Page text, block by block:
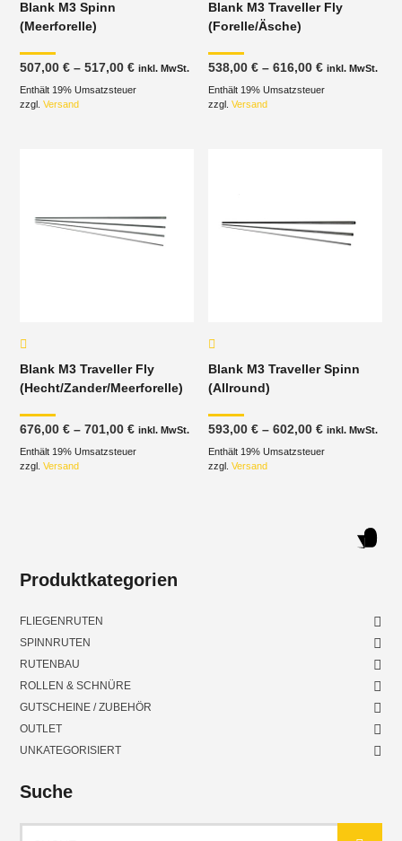
Blank M3 Spinn
(Meerforelle)
507,00€ –517,00€Preisspanne:
bis
inkl. MwSt.
Enthält 19% Umsatzsteuer
zzgl.Versand
Blank M3 Traveller Fly
(Forelle/Äsche)
538,00€ –616,00€
bis
inkl. MwSt.
Enthält 19% Umsatzsteuer
zzgl.Versand
Blank M3 Traveller Fly
(Hecht/Zander/Meerforelle)
676,00€ –701,00€Preisspanne:
bis
inkl. MwSt.
Enthält 19% Umsatzsteuer
zzgl.Versand
Blank M3 Traveller Spinn
(Allround)
593,00€ –602,00€
bis
inkl. MwSt.
Enthält 19% Umsatzsteuer
zzgl.Versand
Produktkategorien
FLIEGENRUTEN
SPINNRUTEN
RUTENBAU
ROLLEN & SCHNÜRE
GUTSCHEINE / ZUBEHÖR
OUTLET
UNKATEGORISIERT
Suche